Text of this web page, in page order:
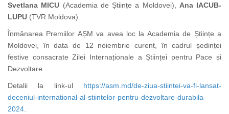
Svetlana MICU (Academia de Științe a Moldovei), Ana IACUB-
LUPU (TVR Moldova).
Înmânarea Premiilor AȘM va avea loc la Academia de Științe a
Moldovei, în data de 12 noiembrie curent, în cadrul ședinței
festive consacrate Zilei Internaționale a Științei pentru Pace și
Dezvoltare.
Detalii la link-ul https://asm.md/de-ziua-stiintei-va-fi-lansat-
deceniul-international-al-stiintelor-pentru-dezvoltare-durabila-
2024.